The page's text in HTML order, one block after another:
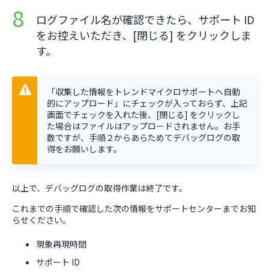
ログファイル名が確認できたら、サポート ID
をお控えいただき、[閉じる] をクリックしま
す。
「収集した情報をトレンドマイクロサポートへ自動
的にアップロード」にチェックが入っておらず、上記
画面でチェックを入れた後、[閉じる] をクリックし
た場合はファイルはアップロードされません。お手
数ですが、手順２からあらためてデバッグログの取
得をお願いします。
以上で、デバッグログの取得作業は終了です。
これまでの手順で確認した次の情報をサポートセンターまでお知
らせください。
現象再現時間
サポート ID